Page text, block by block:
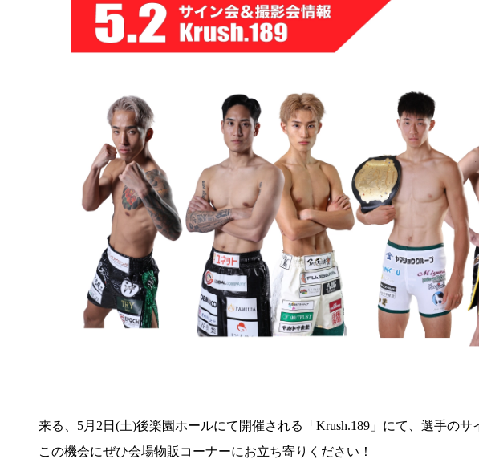
来る、5月2日(土)後楽園ホールにて開催される「Krush.189」にて、選手の
この機会にぜひ会場物販コーナーにお立ち寄りください！